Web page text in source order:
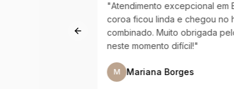
"Serviço de qualidade
DF. Entrega rápida e produto
como mostrado no site.
Previous slide